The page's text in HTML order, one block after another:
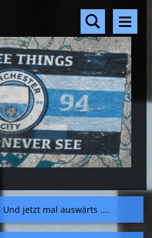
Und jetzt mal auswärts ....